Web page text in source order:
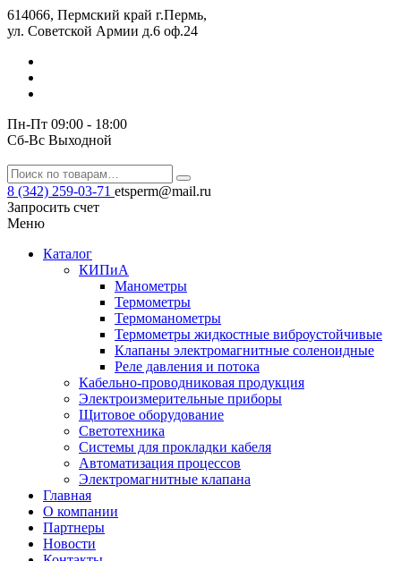
614066, Пермский край г.Пермь,
ул. Советской Армии д.6 оф.24
Пн-Пт 09:00 - 18:00
Сб-Вс Выходной
8 (342) 259-03-71 etsperm@mail.ru
Запросить счет
Меню
Каталог
КИПиА
Манометры
Термометры
Термомано­мет­ры
Термометры жидкостные виброустойчивые
Клапаны электро­маг­нит­ные соле­но­ид­ные
Реле давления и потока
Кабельно-проводниковая продукция
Электроизмерительные приборы
Щитовое оборудование
Светотехника
Системы для прокладки кабеля
Автоматизация процессов
Электромагнитные клапана
Главная
О компании
Партнеры
Новости